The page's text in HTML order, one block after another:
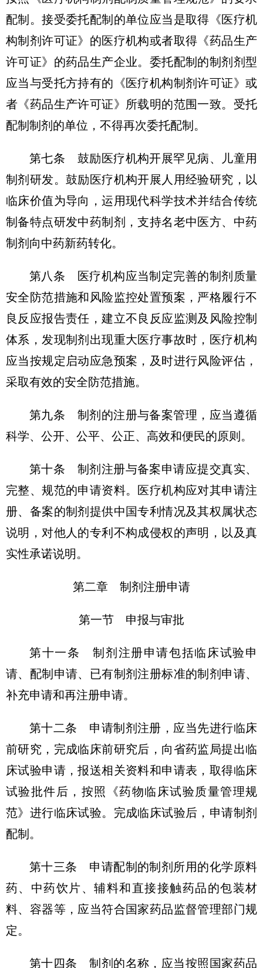
配制。接受委托配制的单位应当是取得《医疗机
构制剂许可证》的医疗机构或者取得《药品生产
许可证》的药品生产企业。委托配制的制剂剂型
应当与受托方持有的《医疗机构制剂许可证》或
者《药品生产许可证》所载明的范围一致。受托
配制制剂的单位，不得再次委托配制。
第七条 鼓励医疗机构开展罕见病、儿童用
制剂研发。鼓励医疗机构开展人用经验研究，以
临床价值为导向，运用现代科学技术并结合传统
制备特点研发中药制剂，支持名老中医方、中药
制剂向中药新药转化。
第八条 医疗机构应当制定完善的制剂质量
安全防范措施和风险监控处置预案，严格履行不
良反应报告责任，建立不良反应监测及风险控制
体系，发现制剂出现重大医疗事故时，医疗机构
应当按规定启动应急预案，及时进行风险评估，
采取有效的安全防范措施。
第九条 制剂的注册与备案管理，应当遵循
科学、公开、公平、公正、高效和便民的原则。
第十条 制剂注册与备案申请应提交真实、
完整、规范的申请资料。医疗机构应对其申请注
册、备案的制剂提供中国专利情况及其权属状态
说明，对他人的专利不构成侵权的声明，以及真
实性承诺说明。
第二章 制剂注册申请
第一节 申报与审批
第十一条 制剂注册申请包括临床试验申
请、配制申请、已有制剂注册标准的制剂申请、
补充申请和再注册申请。
第十二条 申请制剂注册，应当先进行临床
前研究，完成临床前研究后，向省药监局提出临
床试验申请，报送相关资料和申请表，取得临床
试验批件后，按照《药物临床试验质量管理规
范》进行临床试验。完成临床试验后，申请制剂
配制。
第十三条 申请配制的制剂所用的化学原料
药、中药饮片、辅料和直接接触药品的包装材
料、容器等，应当符合国家药品监督管理部门规
定。
第十四条 制剂的名称，应当按照国家药品